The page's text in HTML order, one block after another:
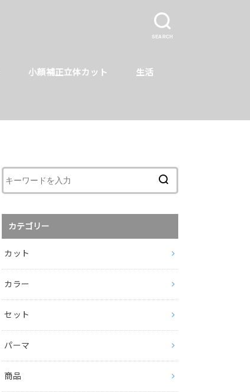
SEARCH
小顔補正立体カット 生活
カテゴリー
カット
カラー
セット
パーマ
商品